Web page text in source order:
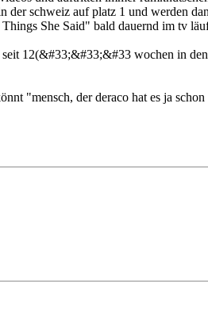
der schweiz auf platz 1 und werden
She Said" bald dauernd im tv
seit 12(&#33;&#33;&#33 wochen in
"mensch, der deraco hat es ja